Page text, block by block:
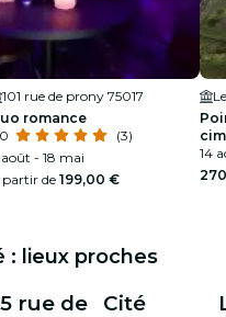
101 rue de prony 75017
romance
(3)
- 18 mai
partir de 199,00 €
14
: lieux proches
5 rue de
Cité